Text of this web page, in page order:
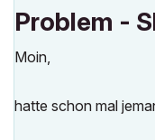
Problem -
Moin,
hatte schon mal